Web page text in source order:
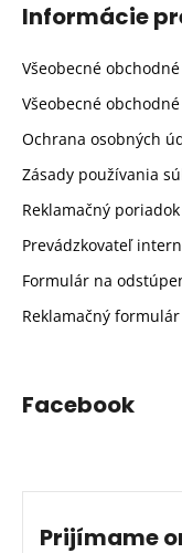
Informácie
Všeobecné
Všeobecné
Ochrana osobných
Zásady používania
Reklamačný poriadok
Prevádzkovateľ
Formulár na
Reklamačný formulár
Facebook
Prijímame